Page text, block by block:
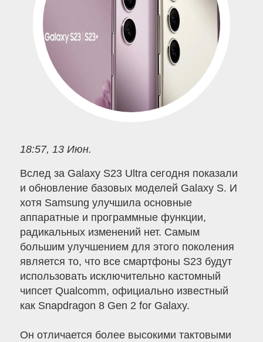
18:57, 13 Июн.
Вслед за Galaxy S23 Ultra сегодня показали
и обновление базовых моделей Galaxy S. И
хотя Samsung улучшила основные
аппаратные и программные функции,
радикальных изменений нет. Самым
большим улучшением для этого поколения
является то, что все смартфоны S23 будут
использовать исключительно кастомный
чипсет Qualcomm, официально известный
как Snapdragon 8 Gen 2 for Galaxy.
Он отличается более высокими тактовыми